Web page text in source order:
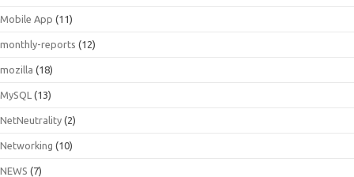
Mobile App (11)
monthly-reports (12)
mozilla (18)
MySQL (13)
NetNeutrality (2)
Networking (10)
NEWS (7)